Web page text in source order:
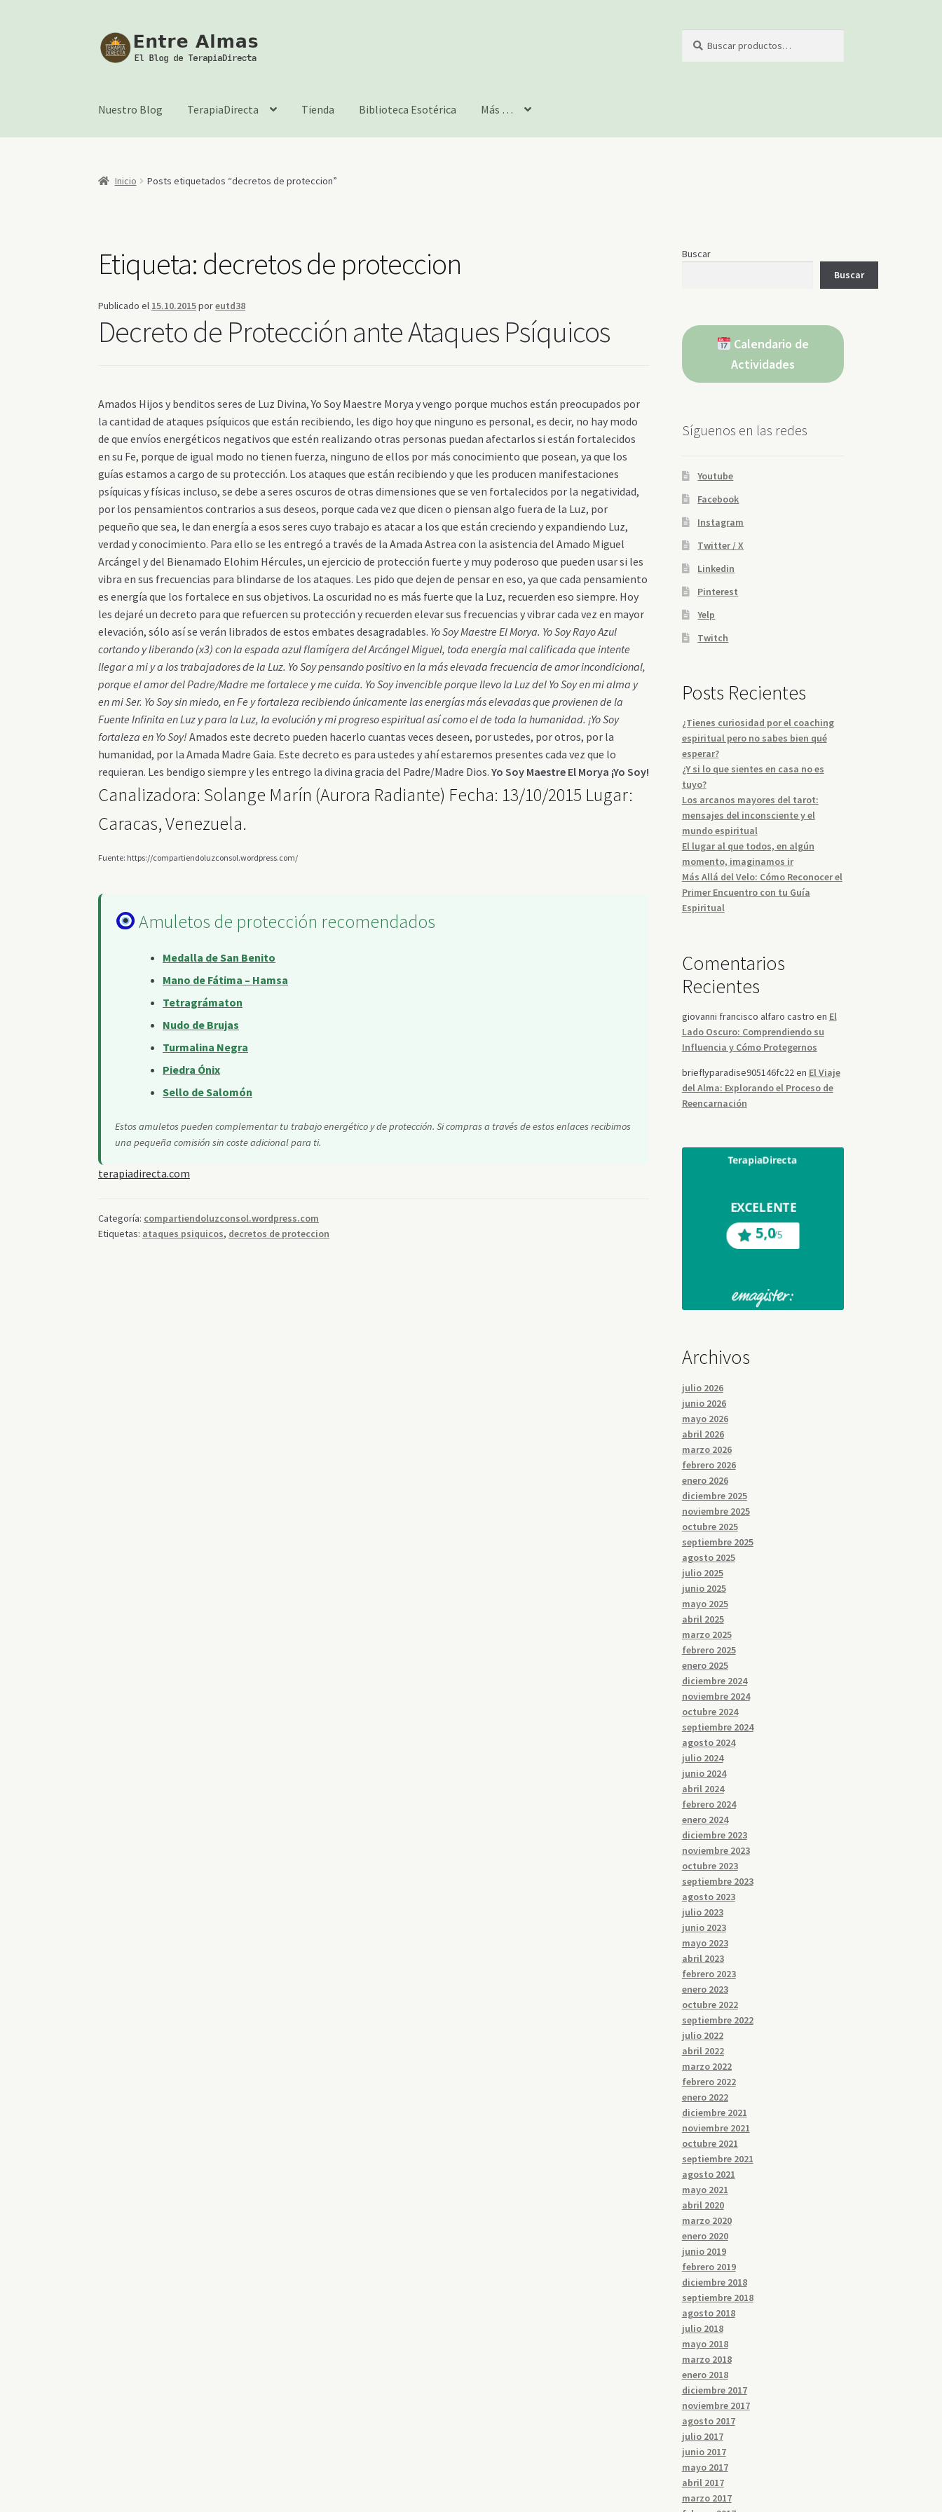
Ir
a
Ir
al
por:
Nuestro Blog TerapiaDirecta Tienda Biblioteca Esotérica Más …
Inicio Posts etiquetados “decretos de proteccion”
Etiqueta: decretos de proteccion
Publicado el 15.10.2015poreutd38
Decreto de Protección ante Ataques Psíquicos
Amados Hijos y benditos seres de Luz Divina, Yo Soy Maestre Morya y vengo porque muchos están preocupados por
la cantidad de ataques psíquicos que están recibiendo, les digo hoy que ninguno es personal, es decir, no hay modo
de que envíos energéticos negativos que estén realizando otras personas puedan afectarlos si están fortalecidos
en su Fe, porque de igual modo no tienen fuerza, ninguno de ellos por más conocimiento que posean, ya que los
guías estamos a cargo de su protección. Los ataques que están recibiendo y que les producen manifestaciones
psíquicas y físicas incluso, se debe a seres oscuros de otras dimensiones que se ven fortalecidos por la negatividad,
por los pensamientos contrarios a sus deseos, porque cada vez que dicen o piensan algo fuera de la Luz, por
pequeño que sea, le dan energía a esos seres cuyo trabajo es atacar a los que están creciendo y expandiendo Luz,
verdad y conocimiento. Para ello se les entregó a través de la Amada Astrea con la asistencia del Amado Miguel
Arcángel y del Bienamado Elohim Hércules, un ejercicio de protección fuerte y muy poderoso que pueden usar si les
vibra en sus frecuencias para blindarse de los ataques. Les pido que dejen de pensar en eso, ya que cada pensamiento
es energía que los fortalece en sus objetivos. La oscuridad no es más fuerte que la Luz, recuerden eso siempre. Hoy
les dejaré un decreto para que refuercen su protección y recuerden elevar sus frecuencias y vibrar cada vez en mayor
elevación, sólo así se verán librados de estos embates desagradables. Yo Soy Maestre El Morya. Yo Soy Rayo Azul
cortando y liberando (x3) con la espada azul flamígera del Arcángel Miguel, toda energía mal calificada que intente
llegar a mi y a los trabajadores de la Luz. Yo Soy pensando positivo en la más elevada frecuencia de amor incondicional,
porque el amor del Padre/Madre me fortalece y me cuida. Yo Soy invencible porque llevo la Luz del Yo Soy en mi alma y
en mi Ser. Yo Soy sin miedo, en Fe y fortaleza recibiendo únicamente las energías más elevadas que provienen de la
Fuente Infinita en Luz y para la Luz, la evolución y mi progreso espiritual así como el de toda la humanidad. ¡Yo Soy
fortaleza en Yo Soy! Amados este decreto pueden hacerlo cuantas veces deseen, por ustedes, por otros, por la
humanidad, por la Amada Madre Gaia. Este decreto es para ustedes y ahí estaremos presentes cada vez que lo
requieran. Les bendigo siempre y les entrego la divina gracia del Padre/Madre Dios.Yo Soy Maestre El Morya ¡Yo Soy!
Canalizadora: Solange Marín (Aurora Radiante) Fecha: 13/10/2015 Lugar:
Caracas, Venezuela.
Fuente: https://compartiendoluzconsol.wordpress.com/
Amuletos de protección recomendados
Medalla de San Benito
Mano de Fátima – Hamsa
Tetragrámaton
Nudo de Brujas
Turmalina Negra
Piedra Ónix
Sello de Salomón
Estos amuletos pueden complementar tu trabajo energético y de protección. Si compras a través de estos enlaces recibimos
una pequeña comisión sin coste adicional para ti.
terapiadirecta.com
Categoría: compartiendoluzconsol.wordpress.com
Etiquetas: ataques psiquicos, decretos de proteccion
Buscar
Buscar
Calendario de
Actividades
Síguenos en las redes
Youtube
Facebook
Instagram
Twitter / X
Linkedin
Pinterest
Yelp
Twitch
Posts Recientes
¿Tienes curiosidad por el coaching
espiritual pero no sabes bien qué
esperar?
¿Y si lo que sientes en casa no es
tuyo?
Los arcanos mayores del tarot:
mensajes del inconsciente y el
mundo espiritual
El lugar al que todos, en algún
momento, imaginamos ir
Más Allá del Velo: Cómo Reconocer el
Primer Encuentro con tu Guía
Espiritual
Comentarios
Recientes
giovanni francisco alfaro castro en El
Lado Oscuro: Comprendiendo su
Influencia y Cómo Protegernos
brieflyparadise905146fc22en El Viaje
del Alma: Explorando el Proceso de
Reencarnación
Archivos
julio 2026
junio 2026
mayo 2026
abril 2026
marzo 2026
febrero 2026
enero 2026
diciembre 2025
noviembre 2025
octubre 2025
septiembre 2025
agosto 2025
julio 2025
junio 2025
mayo 2025
abril 2025
marzo 2025
febrero 2025
enero 2025
diciembre 2024
noviembre 2024
octubre 2024
septiembre 2024
agosto 2024
julio 2024
junio 2024
abril 2024
febrero 2024
enero 2024
diciembre 2023
noviembre 2023
octubre 2023
septiembre 2023
agosto 2023
julio 2023
junio 2023
mayo 2023
abril 2023
febrero 2023
enero 2023
octubre 2022
septiembre 2022
julio 2022
abril 2022
marzo 2022
febrero 2022
enero 2022
diciembre 2021
noviembre 2021
octubre 2021
septiembre 2021
agosto 2021
mayo 2021
abril 2020
marzo 2020
enero 2020
junio 2019
febrero 2019
diciembre 2018
septiembre 2018
agosto 2018
julio 2018
mayo 2018
marzo 2018
enero 2018
diciembre 2017
noviembre 2017
agosto 2017
julio 2017
junio 2017
mayo 2017
abril 2017
marzo 2017